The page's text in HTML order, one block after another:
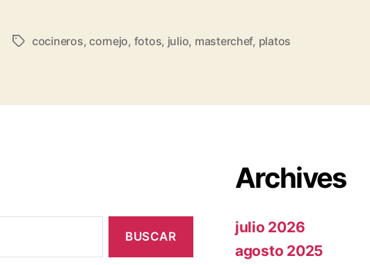
cocineros,cornejo, fotos, julio, masterchef, platos
Archives
julio 2026
agosto 2025